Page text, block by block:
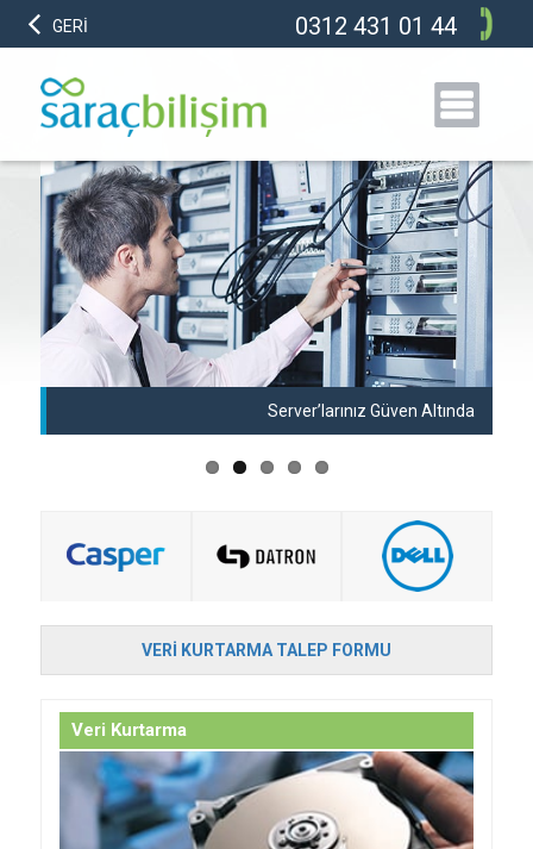
GERİ 0312 431 01 44
Server’larınız Güven Altında
VERI KURTARMA TALEP FORMU
Veri Kurtarma